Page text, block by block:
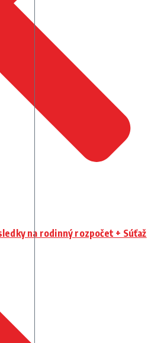
na rodinný rozpočet + Súťaž